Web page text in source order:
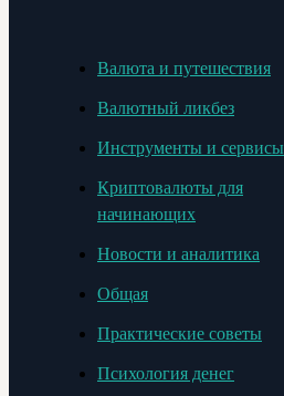
Валюта и путешествия
Валютный ликбез
Инструменты и сервисы
Криптовалюты для
начинающих
Новости и аналитика
Общая
Практические советы
Психология денег